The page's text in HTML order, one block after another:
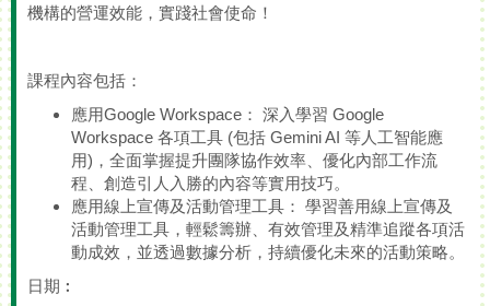
機構的營運效能，實踐社會使命！
課程內容包括：
應用Google Workspace： 深入學習 Google
Workspace 各項工具 (包括 Gemini AI 等人工智能應
用)，全面掌握提升團隊協作效率、優化內部工作流
程、創造引人入勝的內容等實用技巧。
應用線上宣傳及活動管理工具： 學習善用線上宣傳及
活動管理工具，輕鬆籌辦、有效管理及精準追蹤各項活
動成效，並透過數據分析，持續優化未來的活動策略。
日期︰